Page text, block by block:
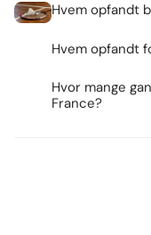
Hvem opfandt
Hvem opfandt
Hvor mange
France?